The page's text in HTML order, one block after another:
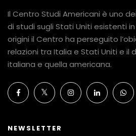
Il Centro Studi Americani è uno
di studi sugli Stati Uniti esistenti in
origini il Centro ha perseguito
relazioni tra Italia e Stati Uniti e il
italiana e quella americana.
NEWSLETTER